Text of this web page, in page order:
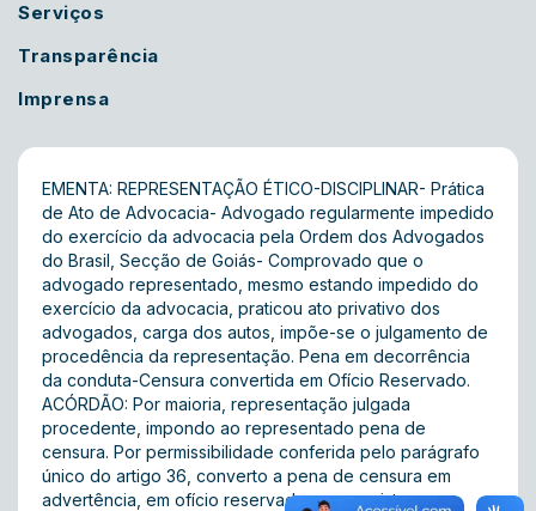
Serviços
Transparência
Imprensa
EMENTA: REPRESENTAÇÃO ÉTICO-DISCIPLINAR- Prática
de Ato de Advocacia- Advogado regularmente impedido
do exercício da advocacia pela Ordem dos Advogados
do Brasil, Secção de Goiás- Comprovado que o
advogado representado, mesmo estando impedido do
exercício da advocacia, praticou ato privativo dos
advogados, carga dos autos, impõe-se o julgamento de
procedência da representação. Pena em decorrência
da conduta-Censura convertida em Ofício Reservado.
ACÓRDÃO: Por maioria, representação julgada
procedente, impondo ao representado pena de
censura. Por permissibilidade conferida pelo parágrafo
único do artigo 36, converto a pena de censura em
advertência, em ofício reservado, sem registro nos